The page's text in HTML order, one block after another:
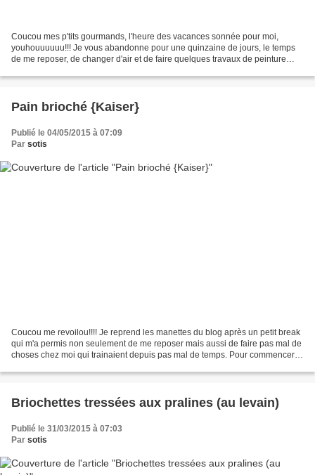
Coucou mes p'tits gourmands, l'heure des vacances sonnée pour moi,
youhouuuuuu!!! Je vous abandonne pour une quinzaine de jours, le temps
de me reposer, de changer d'air et de faire quelques travaux de peinture
Pain brioché {Kaiser}
Publié le 04/05/2015 à 07:09
Par sotis
Coucou me revoilou!!!! Je reprend les manettes du blog après un petit break
qui m'a permis non seulement de me reposer mais aussi de faire pas mal de
choses chez moi qui trainaient depuis pas mal de temps. Pour commencer la
Briochettes tressées aux pralines (au levain)
Publié le 31/03/2015 à 07:03
Par sotis